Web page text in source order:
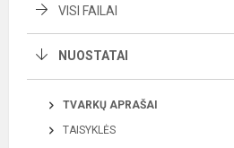
VISI FAILAI
NUOSTATAI
TVARKŲ APRAŠAI
TAISYKLĖS